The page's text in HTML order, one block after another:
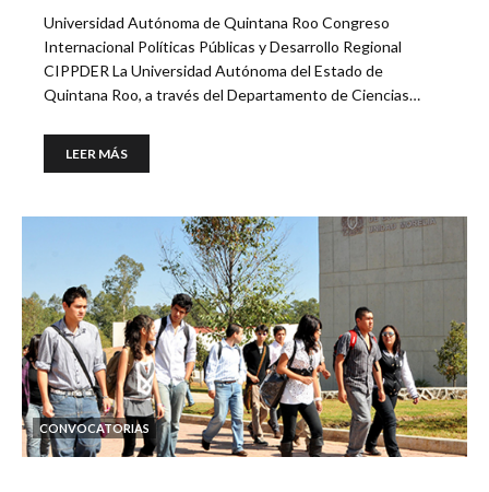
Universidad Autónoma de Quintana Roo Congreso
Internacional Políticas Públicas y Desarrollo Regional
CIPPDER La Universidad Autónoma del Estado de
Quintana Roo, a través del Departamento de Ciencias…
LEER MÁS
CONVOCATORIAS